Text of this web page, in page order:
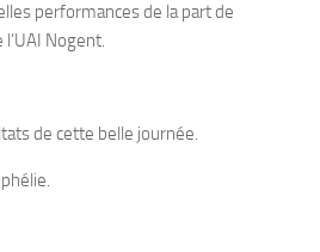
performances de la part de
Nogent.
de cette belle journée.